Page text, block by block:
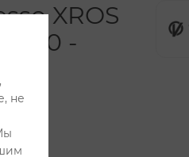
XROS
3.0 -
не